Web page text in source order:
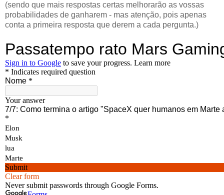
(sendo que mais respostas certas melhorarão as vossas
probabilidades de ganharem - mas atenção, pois apenas
conta a primeira resposta que derem a cada pergunta.)